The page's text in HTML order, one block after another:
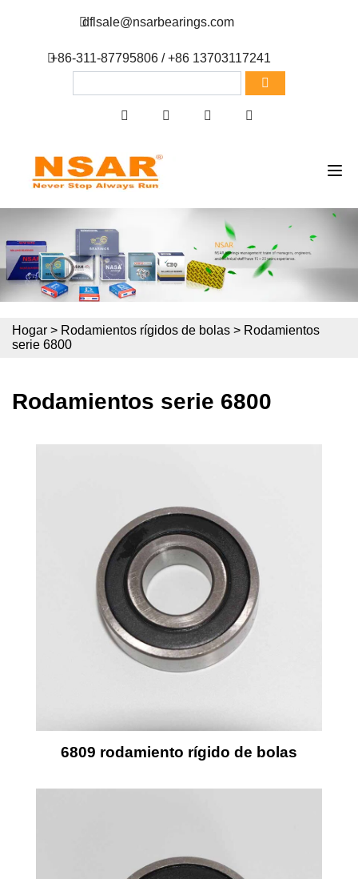
dflsale@nsarbearings.com
+86-311-87795806 / +86 13703117241
Hogar > Rodamientos rígidos de bolas > Rodamientos
serie 6800
Rodamientos serie 6800
6809 rodamiento rígido de bolas